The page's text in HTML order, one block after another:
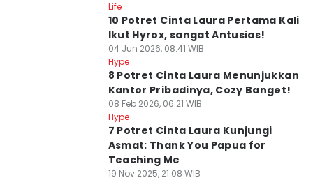
Life
10 Potret Cinta Laura Pertama Kali
Ikut Hyrox, sangat Antusias!
04 Jun 2026, 08:41 WIB
Hype
8 Potret Cinta Laura Menunjukkan
Kantor Pribadinya, Cozy Banget!
08 Feb 2026, 06:21 WIB
Hype
7 Potret Cinta Laura Kunjungi
Asmat: Thank You Papua for
Teaching Me
19 Nov 2025, 21:08 WIB